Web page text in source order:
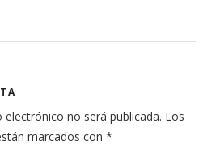
no será publicada. Los
marcados con *